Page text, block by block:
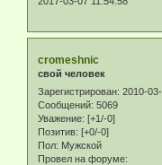
cromeshnic
свой человек
Зарегистрирован: 2010-
Сообщений: 5069
Уважение: [+1/-0]
Позитив: [+0/-0]
Пол: Мужской
Провел на форуме: